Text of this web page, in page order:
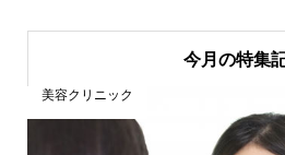
今月の特集
美容クリニック